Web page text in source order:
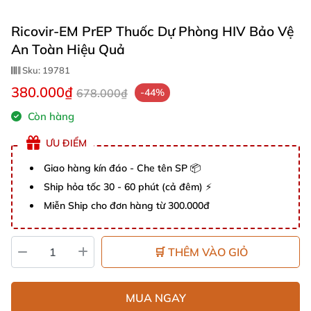
Ricovir-EM PrEP Thuốc Dự Phòng HIV Bảo Vệ
An Toàn Hiệu Quả
Sku: 19781
380.000₫ 678.000₫ -44%
Còn hàng
ƯU ĐIỂM
Giao hàng kín đáo - Che tên SP 📦
Ship hỏa tốc 30 - 60 phút (cả đêm) ⚡
Miễn Ship cho đơn hàng từ 300.000đ
🛒 THÊM VÀO GIỎ
MUA NGAY